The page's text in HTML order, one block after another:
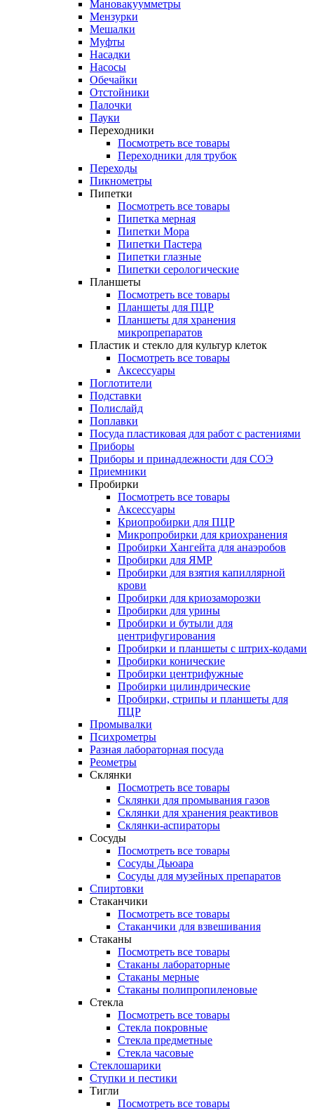
Мановакуумметры
Мензурки
Мешалки
Муфты
Насадки
Насосы
Обечайки
Отстойники
Палочки
Пауки
Переходники
Посмотреть все товары
Переходники для трубок
Переходы
Пикнометры
Пипетки
Посмотреть все товары
Пипетка мерная
Пипетки Мора
Пипетки Пастера
Пипетки глазные
Пипетки серологические
Планшеты
Посмотреть все товары
Планшеты для ПЦР
Планшеты для хранения
микропрепаратов
Пластик и стекло для культур клеток
Посмотреть все товары
Аксессуары
Поглотители
Подставки
Полислайд
Поплавки
Посуда пластиковая для работ с растениями
Приборы
Приборы и принадлежности для СОЭ
Приемники
Пробирки
Посмотреть все товары
Аксессуары
Криопробирки для ПЦР
Микропробирки для криохранения
Пробирки Хангейта для анаэробов
Пробирки для ЯМР
Пробирки для взятия капиллярной
крови
Пробирки для криозаморозки
Пробирки для урины
Пробирки и бутыли для
центрифугирования
Пробирки и планшеты с штрих-кодами
Пробирки конические
Пробирки центрифужные
Пробирки цилиндрические
Пробирки, стрипы и планшеты для
ПЦР
Промывалки
Психрометры
Разная лабораторная посуда
Реометры
Склянки
Посмотреть все товары
Склянки для промывания газов
Склянки для хранения реактивов
Склянки-аспираторы
Сосуды
Посмотреть все товары
Сосуды Дьюара
Сосуды для музейных препаратов
Спиртовки
Стаканчики
Посмотреть все товары
Стаканчики для взвешивания
Стаканы
Посмотреть все товары
Стаканы лабораторные
Стаканы мерные
Стаканы полипропиленовые
Стекла
Посмотреть все товары
Стекла покровные
Стекла предметные
Стекла часовые
Стеклошарики
Ступки и пестики
Тигли
Посмотреть все товары